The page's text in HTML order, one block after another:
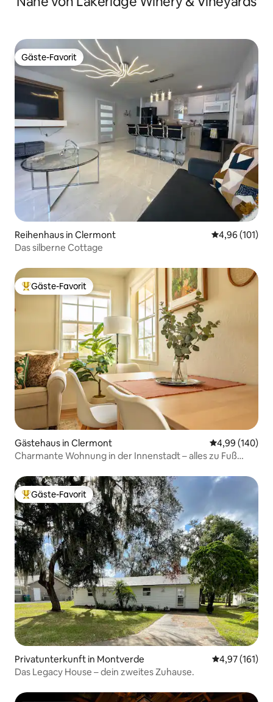
Gäste-Favorit
Gäste-Favorit
Reihenhaus in Clermont
4,96 (101)
Das silberne Cottage
Beliebter Gäste-Favorit.
Gäste-Favorit
Gästehaus in Clermont
4,99 (140)
Charmante Wohnung in der Innenstadt – alles zu Fuß
Beliebter Gäste-Favorit.
Gäste-Favorit
Privatunterkunft in Montverde
4,97 (161)
Das Legacy House – dein zweites Zuhause.